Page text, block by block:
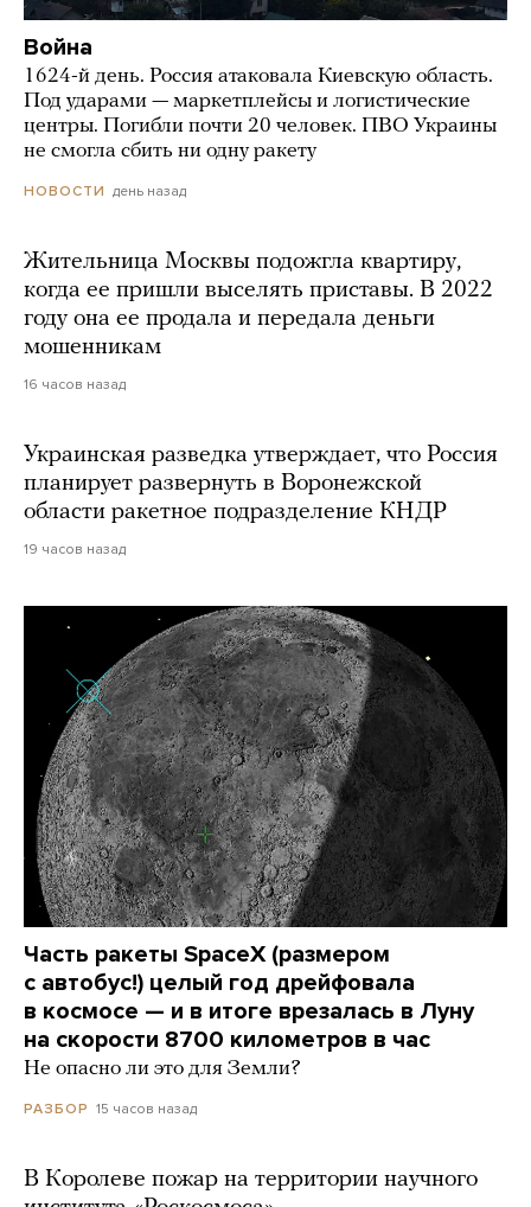
Война
1624-й день. Россия атаковала Киевскую область.
Под ударами — маркетплейсы и логистические
центры. Погибли почти 20 человек. ПВО Украины
не смогла сбить ни одну ракету
НОВОСТИ день назад
Жительница Москвы подожгла квартиру,
когда ее пришли выселять приставы. В 2022
году она ее продала и передала деньги
мошенникам
16 часов назад
Украинская разведка утверждает, что Россия
планирует развернуть в Воронежской
области ракетное подразделение КНДР
19 часов назад
Часть ракеты SpaceX (размером
с автобус!) целый год дрейфовала
в космосе — и в итоге врезалась в Луну
на скорости 8700 километров в час
Не опасно ли это для Земли?
РАЗБОР 15 часов назад
В Королеве пожар на территории научного